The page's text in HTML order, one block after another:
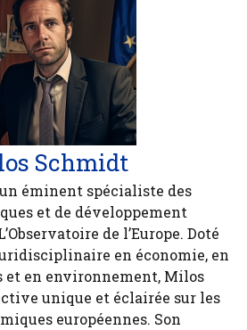
Schmidt
éminent spécialiste des
et de développement
de l’Europe. Doté
en économie, en
et en environnement, Milos
unique et éclairée sur les
européennes. Son